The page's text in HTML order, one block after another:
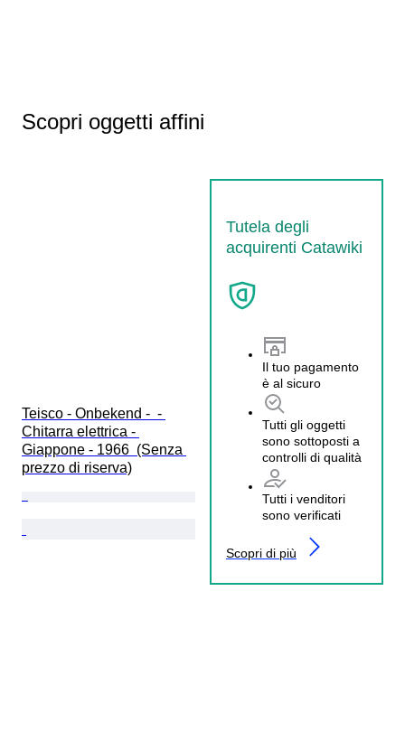
Scopri oggetti affini
Tutela degli
acquirenti Catawiki
Il tuo pagamento
è al sicuro
Tutti gli oggetti
sono sottoposti a
controlli di qualità
Tutti i venditori
sono verificati
Scopri di più
Teisco - Onbekend -  -
Chitarra elettrica -
Giappone - 1966  (Senza
prezzo di riserva)